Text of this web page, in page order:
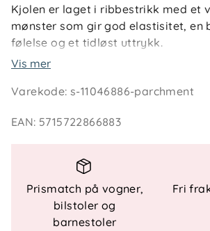
Kjolen er laget i ribbestrikk med et
mønster som gir god elastisitet, en
følelse og et tidløst uttrykk.
Erme: Lange ermer Mønster: Print
elastan
Vis mer
Varekode:s-11046886-parchment
EAN: 5715722866883
Prismatch på vogner,
bilstoler og
barnestoler
Fri